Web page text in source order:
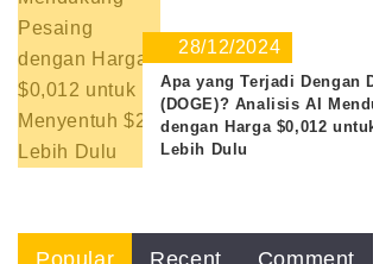
28/12/2024
Apa yang Terjadi Dengan
(DOGE)? Analisis AI
dengan Harga $0,012
Lebih Dulu